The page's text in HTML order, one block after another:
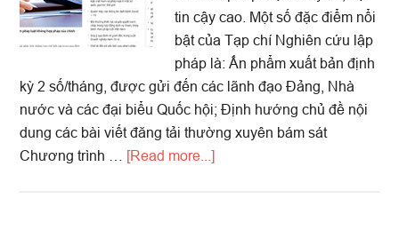
tin cậy cao. Một số đặc điểm nổi
bật của Tạp chí Nghiên cứu lập
pháp là: Ấn phẩm xuất bản định
kỳ 2 số/tháng, được gửi đến các lãnh đạo Đảng, Nhà
nước và các đại biểu Quốc hội; Định hướng chủ đề nội
dung các bài viết đăng tải thường xuyên bám sát
Chương trình … [Read more...]about